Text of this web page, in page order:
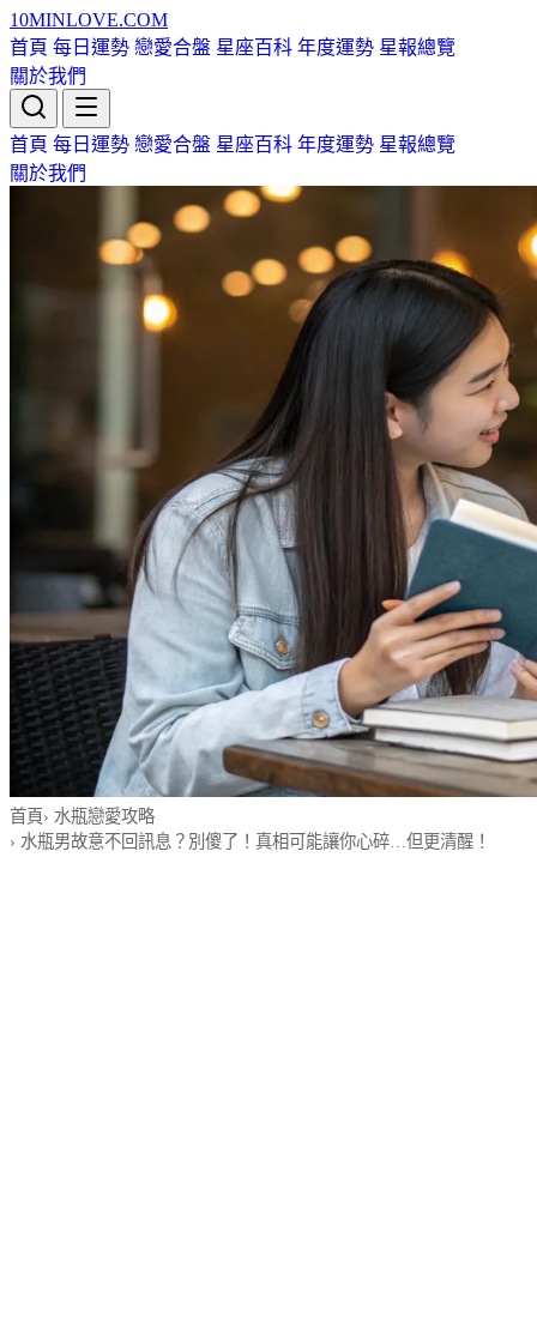
10MINLOVE.COM
首頁 每日運勢 戀愛合盤 星座百科 年度運勢 星報總覽
關於我們
首頁 每日運勢 戀愛合盤 星座百科 年度運勢 星報總覽
關於我們
首頁› 水瓶戀愛攻略
› 水瓶男故意不回訊息？別傻了！真相可能讓你心碎…但更清醒！